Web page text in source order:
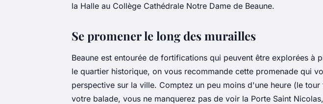
la Halle au Collège Cathédrale Notre Dame de Beaune.
Se promener le long des murailles
Beaune est entourée de fortifications qui peuvent être explorées à
le quartier historique, on vous recommande cette promenade qui
perspective sur la ville. Comptez un peu moins d'une heure (le
votre balade, vous ne manquerez pas de voir la Porte Saint